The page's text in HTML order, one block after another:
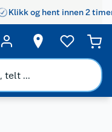
Klikk og hent innen 2